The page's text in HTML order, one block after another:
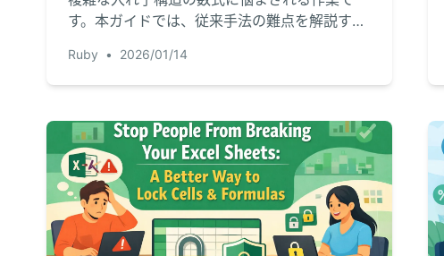
す。本ガイドでは、従来手法の難点を解説する
で瞬時にデータを分割する、より速く簡単な新
手法を紹介します。
Ruby • 2026/01/14